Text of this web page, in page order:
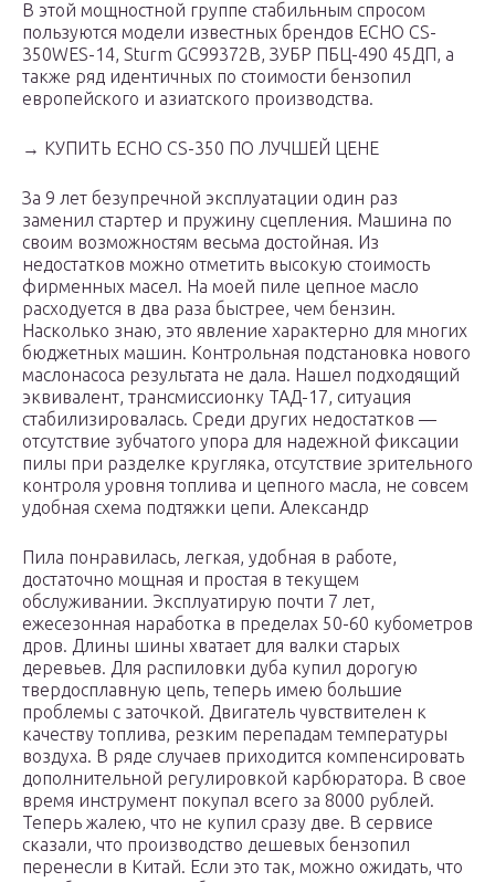
В этой мощностной группе стабильным спросом
пользуются модели известных брендов ECHO CS-
350WES-14, Sturm GC99372B, ЗУБР ПБЦ-490 45ДП, а
также ряд идентичных по стоимости бензопил
европейского и азиатского производства.
→ КУПИТЬ ECHO CS-350 ПО ЛУЧШЕЙ ЦЕНЕ
За 9 лет безупречной эксплуатации один раз
заменил стартер и пружину сцепления. Машина по
своим возможностям весьма достойная. Из
недостатков можно отметить высокую стоимость
фирменных масел. На моей пиле цепное масло
расходуется в два раза быстрее, чем бензин.
Насколько знаю, это явление характерно для многих
бюджетных машин. Контрольная подстановка нового
маслонасоса результата не дала. Нашел подходящий
эквивалент, трансмиссионку ТАД-17, ситуация
стабилизировалась. Среди других недостатков —
отсутствие зубчатого упора для надежной фиксации
пилы при разделке кругляка, отсутствие зрительного
контроля уровня топлива и цепного масла, не совсем
удобная схема подтяжки цепи. Александр
Пила понравилась, легкая, удобная в работе,
достаточно мощная и простая в текущем
обслуживании. Эксплуатирую почти 7 лет,
ежесезонная наработка в пределах 50-60 кубометров
дров. Длины шины хватает для валки старых
деревьев. Для распиловки дуба купил дорогую
твердосплавную цепь, теперь имею большие
проблемы с заточкой. Двигатель чувствителен к
качеству топлива, резким перепадам температуры
воздуха. В ряде случаев приходится компенсировать
дополнительной регулировкой карбюратора. В свое
время инструмент покупал всего за 8000 рублей.
Теперь жалею, что не купил сразу две. В сервисе
сказали, что производство дешевых бензопил
перенесли в Китай. Если это так, можно ожидать, что